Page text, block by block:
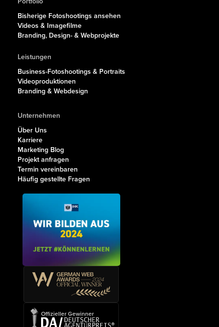
Bisherige Fotoshootings ansehen
Videos & Imagefilme
Branding, Design- & Webprojekte
Leistungen
Business-Fotoshootings & Portraits
Videoproduktionen
Branding & Webdesign
Unternehmen
Über Uns
Karriere
Marketing Blog
Projekt anfragen
Termin vereinbaren
Häufig gestellte Fragen
Offizieller Gewinner